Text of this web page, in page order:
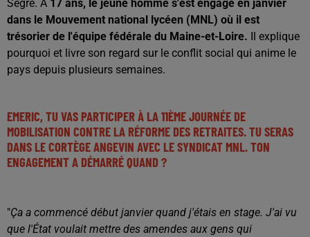
Segré. À 17 ans, le jeune homme s'est engagé en janvier
dans le Mouvement national lycéen (MNL) où il est
trésorier de l'équipe fédérale du Maine-et-Loire.
Il explique
pourquoi et livre son regard sur le conflit social qui anime le
pays depuis plusieurs semaines.
EMERIC, TU VAS PARTICIPER À LA 11ÈME JOURNÉE DE
MOBILISATION CONTRE LA RÉFORME DES RETRAITES. TU SERAS
DANS LE CORTÈGE ANGEVIN AVEC LE SYNDICAT MNL. TON
ENGAGEMENT A DÉMARRÉ QUAND ?
"Ça a commencé début janvier quand j'étais en stage. J'ai vu
que l'État voulait mettre des amendes aux gens qui